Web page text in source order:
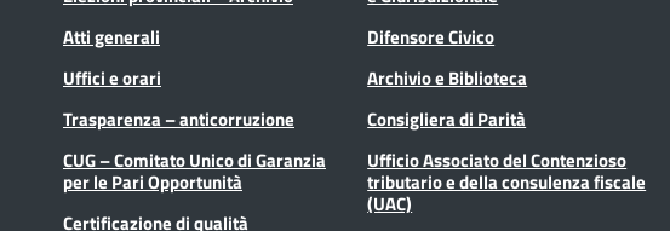
Atti generali
Uffici e orari
Trasparenza – anticorruzione
CUG – Comitato Unico di Garanzia
per le Pari Opportunità
Certificazione di qualità
Difensore Civico
Archivio e Biblioteca
Consigliera di Parità
Ufficio Associato del Contenzioso
tributario e della consulenza fiscale
(UAC)